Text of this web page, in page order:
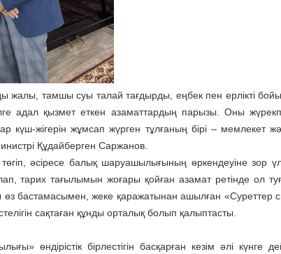
жалы, тамшы суы талай тағдырды, еңбек пен ерлікті
адал қызмет еткен азаматтардың парызы. Оны
күш-жігерін жұмсап жүрген тұлғаның бірі – мемлекет
Құдайберген Саржанов.
әсіресе балық шаруашылығының өркендеуіне зор
тарих тағылымын жоғары қойған азамат ретінде ол
бастамасымен, жеке қаражатынан ашылған «Суреттер
сақтаған құнды орталық болып қалыптасты.
бірлестігін басқарған кезім әлі күнге